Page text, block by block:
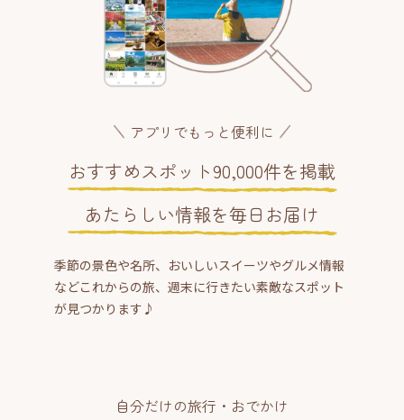
アプリでもっと便利に
おすすめスポット90,000件を掲載
あたらしい情報を毎日お届け
季節の景色や名所、おいしいスイーツやグルメ情報
などこれからの旅、週末に行きたい素敵なスポット
が見つかります♪
自分だけの旅行・おでかけ